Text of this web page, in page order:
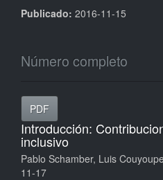
Publicado: 2016-11-15
Número completo
PDF
Introducción:
inclusivo
Pablo Schamber, Luis
11-17